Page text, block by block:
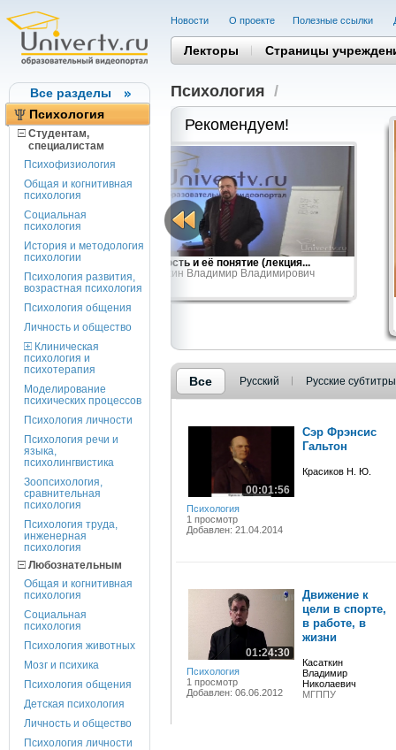
Все разделы
Психология
Студентам,
cпециалистам
Психофизиология
Общая и когнитивная
психология
Социальная
психология
История и методология
психологии
Психология развития,
возрастная психология
Психология общения
Личность и общество
Клиническая
психология и
психотерапия
Моделирование
психических процессов
Психология личности
Психология речи и
языка,
психолингвистика
Зоопсихология,
сравнительная
психология
Психология труда,
инженерная
психология
Любознательным
Общая и когнитивная
психология
Социальная
психология
Психология животных
Мозг и психика
Психология общения
Детская психология
Личность и общество
Психология личности
Новости О проекте Полезные cсылки
Лекторы Страницы
Психология /
Рекомендуем!
слово
Личность и её понятие (лекция...
Умрихин Владимир Владимирович
Все Русский Русские субтитры
00:01:56
Психология
1 просмотр
Добавлен: 21.04.2014
Сэр Фрэнсис
Гальтон
Красиков Н. Ю.
01:24:30
Психология
1 просмотр
Добавлен: 06.06.2012
Движение к
цели в спорте,
в работе, в
жизни
Касаткин
Владимир
Николаевич
МГППУ